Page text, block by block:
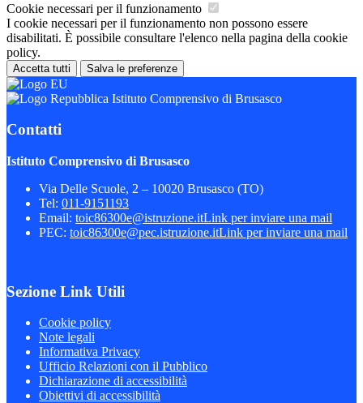
Cookie necessari per il funzionamento
I cookie necessari per il funzionamento non possono essere
disabilitati. È possibile consultare l'elenco nella pagina della cookie
policy.
Accetta tutti Salva le preferenze
Istituto Comprensivo di Brusasco
Contatti
Istituto Comprensivo di Brusasco
Via Delle Scuole, 2 – 10020 Brusasco (TO)
Tel: 011-9151193
Email: toic86300e@istruzione.itLink per inviare una mail
PEC: toic86300e@pec.istruzione.itLink per inviare una mail
Sezione Link Utili
Cookie policy
Note legali
Informativa Privacy
Ufficio Relazioni con il Pubblico
Dichiarazione di accessibilità
Obiettivi di accessibilità